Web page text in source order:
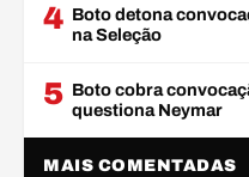
4 Boto detona
na Seleção
5 Boto cobra
questiona Neymar
MAIS COMENTADAS